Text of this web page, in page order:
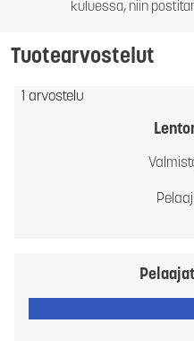
kuluessa, niin
Tuotearvostelut
1 arvostelu